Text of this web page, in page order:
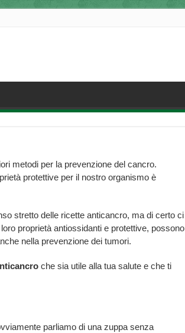
metodi per la prevenzione del cancro.
protettive per il nostro organismo è
stretto delle ricette anticancro, ma di certo ci
proprietà antiossidanti e protettive, possono
nella prevenzione dei tumori.
che sia utile alla tua salute e che ti
parliamo di una zuppa senza